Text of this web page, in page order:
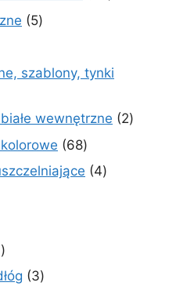
55
szablony, tynki
wewnętrzne 22
6868
produktów
44
37
produktów
33